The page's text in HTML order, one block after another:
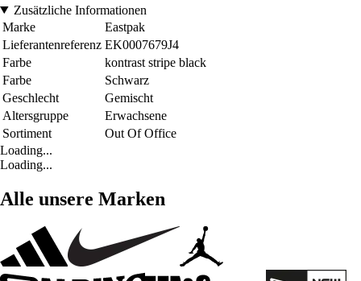
Zusätzliche Informationen
Marke
Eastpak
Lieferantenreferenz EK0007679J4
Farbe
kontrast stripe black
Farbe
Schwarz
Geschlecht
Gemischt
Altersgruppe
Erwachsene
Sortiment
Out Of Office
Loading...
Loading...
Alle unsere Marken